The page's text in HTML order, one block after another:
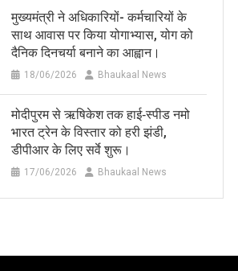
मुख्यमंत्री ने अधिकारियों- कर्मचारियों के
साथ आवास पर किया योगाभ्यास, योग को
दैनिक दिनचर्या बनाने का आह्वान।
18/06/2026 Bhaukaal News
मोदीपुरम से ऋषिकेश तक हाई‑स्पीड नमो
भारत ट्रेन के विस्तार को हरी झंडी,
डीपीआर के लिए सर्वे शुरू।
17/06/2026 Bhaukaal News